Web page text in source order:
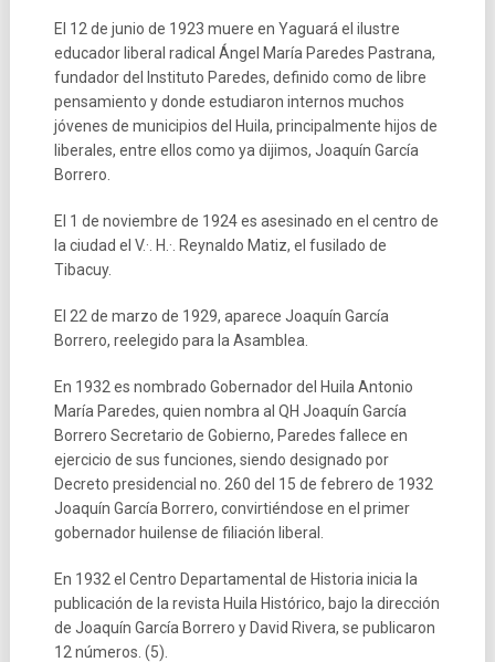
El 12 de junio de 1923 muere en Yaguará el ilustre
educador liberal radical Ángel María Paredes Pastrana,
fundador del Instituto Paredes, definido como de libre
pensamiento y donde estudiaron internos muchos
jóvenes de municipios del Huila, principalmente hijos de
liberales, entre ellos como ya dijimos, Joaquín García
Borrero.
El 1 de noviembre de 1924 es asesinado en el centro de
la ciudad el V.·. H.·. Reynaldo Matiz, el fusilado de
Tibacuy.
El 22 de marzo de 1929, aparece Joaquín García
Borrero, reelegido para la Asamblea.
En 1932 es nombrado Gobernador del Huila Antonio
María Paredes, quien nombra al QH Joaquín García
Borrero Secretario de Gobierno, Paredes fallece en
ejercicio de sus funciones, siendo designado por
Decreto presidencial no. 260 del 15 de febrero de 1932
Joaquín García Borrero, convirtiéndose en el primer
gobernador huilense de filiación liberal.
En 1932 el Centro Departamental de Historia inicia la
publicación de la revista Huila Histórico, bajo la dirección
de Joaquín García Borrero y David Rivera, se publicaron
12 números. (5).